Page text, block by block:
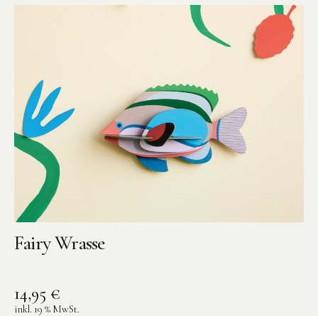
Fairy Wrasse
14,95 €
inkl. 19 % MwSt.